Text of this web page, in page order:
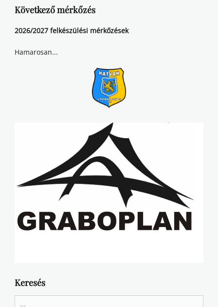
Következő mérkőzés
2026/2027 felkészülési mérkőzések
Hamarosan...
Keresés